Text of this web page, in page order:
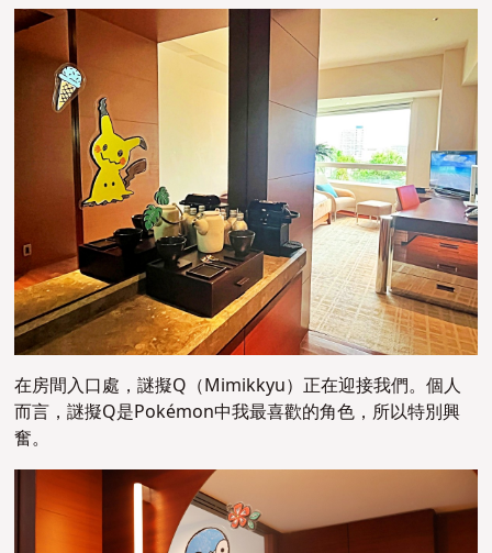
在房間入口處，謎擬Q（Mimikkyu）正在迎接我們。個人
而言，謎擬Q是Pokémon中我最喜歡的角色，所以特別興
奮。